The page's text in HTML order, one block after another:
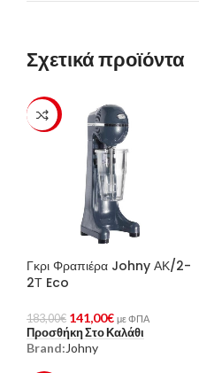
Σχετικά προϊόντα
-23%
Γκρι Φραπιέρα Johny ΑΚ/2-
2Τ Eco
183,00€ 141,00€ με ΦΠΑ
Προσθήκη Στο Καλάθι
Brand: Johny